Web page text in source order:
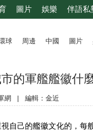
圖片 娛樂 伴語私
球 周邊 中國 圖片
的軍艦艦徽什
網 | 編輯：金近
己的艦徽文化的，每